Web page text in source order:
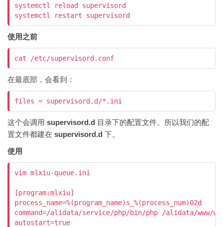
systemctl reload supervisord
使用之前
在最底部，会看到：
这个会调用 supervisord.d 目录下的配置文件。所以我们的配
置文件都建在 supervisord.d 下。
使用
vim mlxiu-queue.ini
[program:mlxiu]
process_name=%(program_name)s_%(process_num)02d
command=/alidata/service/php/bin/php /alidata/www/
autostart=true